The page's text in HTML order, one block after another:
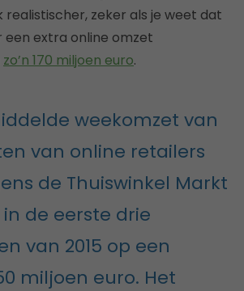
realistischer, zeker als je weet dat
een extra online omzet
zo’n 170 miljoen euro.
weekomzet van
van online retailers
de Thuiswinkel Markt
de eerste drie
van 2015 op een
miljoen euro. Het